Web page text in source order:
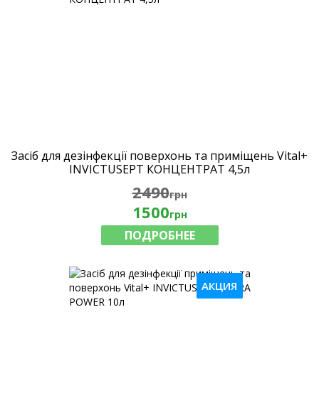
Засіб для дезінфекції поверхонь та приміщень Vital+
INVICTUSEPT КОНЦЕНТРАТ 4,5л
2490грн
1500грн
ПОДРОБНЕЕ
АКЦИЯ